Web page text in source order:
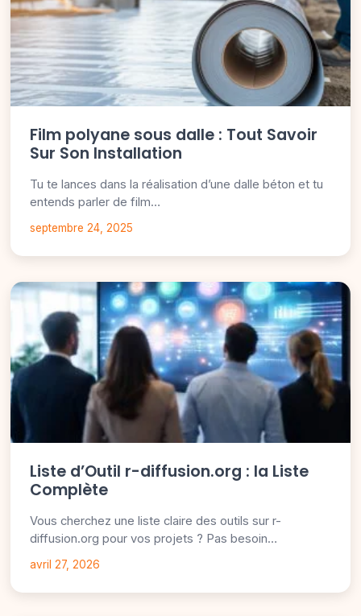
Film polyane sous dalle : Tout Savoir
Sur Son Installation
Tu te lances dans la réalisation d’une dalle béton et tu
entends parler de film…
septembre 24, 2025
Liste d’Outil r-diffusion.org : la Liste
Complète
Vous cherchez une liste claire des outils sur r-
diffusion.org pour vos projets ? Pas besoin…
avril 27, 2026